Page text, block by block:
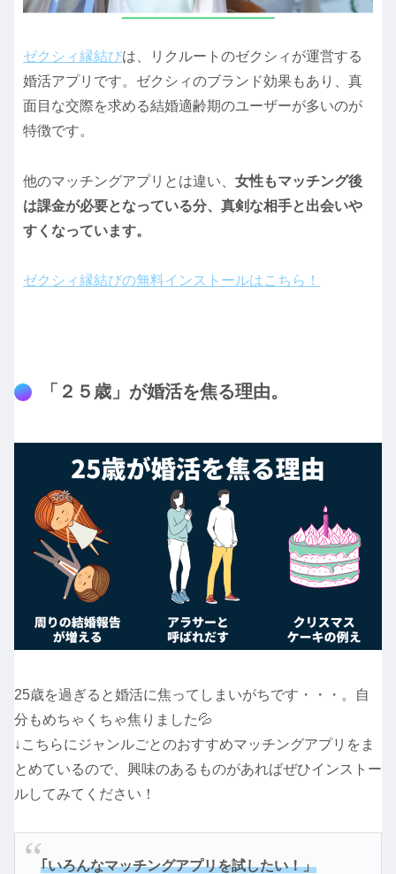
ゼクシィ縁結びは、リクルートのゼクシィが運営する
婚活アプリです。ゼクシィのブランド効果もあり、真
面目な交際を求める結婚適齢期のユーザーが多いのが
特徴です。
他のマッチングアプリとは違い、 女性もマッチング後
は課金が必要となっている分、真剣な相手と出会いや
すくなっています。
ゼクシィ縁結びの無料インストールはこちら！
「２５歳」が婚活を焦る理由。
25歳を過ぎると婚活に焦ってしまいがちです・・・。自
分もめちゃくちゃ焦りました💦
↓こちらにジャンルごとのおすすめマッチングアプリをま
とめているので、興味のあるものがあればぜひインストー
ルしてみてください！
｢いろんなマッチングアプリを試したい！」